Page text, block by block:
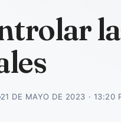
21 DE MAYO DE 2023 · 13:20